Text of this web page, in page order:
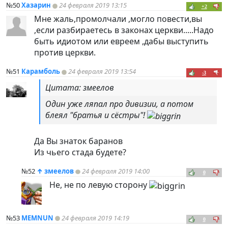
№50Хазарин 24 февраля 2019 13:15 +2
Мне жаль,промолчали ,могло повести,вы
,если разбираетесь в законах церкви.....Надо
быть идиотом или евреем ,дабы выступить
против церкви.
№51 Карамболь 24 февраля 2019 13:54 -3
Цитата: змеелов
Один уже ляпал про дивизии, а потом
блеял "братья и сёстры"!
Да Вы знаток баранов
Из чьего стада будете?
№52 ↑ змеелов 24 февраля 2019 14:00 0
Не, не по левую сторону
№53 MEMNUN 24 февраля 2019 14:19 0